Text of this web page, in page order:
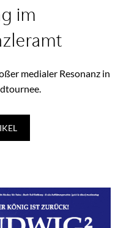
im
medialer Resonanz in